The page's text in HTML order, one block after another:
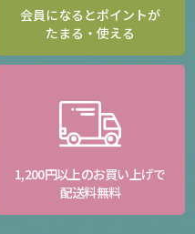
会員になるとポイントが
たまる・使える
1,200円以上のお買い上げで
配送料無料